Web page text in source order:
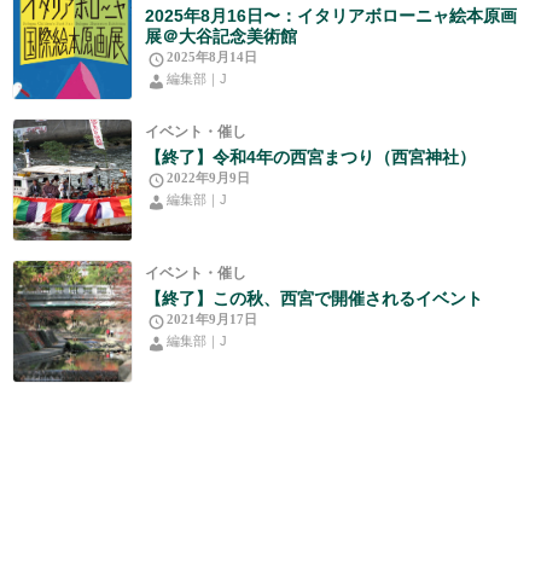
2025年8月16日〜：イタリアボローニャ絵本原画
展＠大谷記念美術館
2025年8月14日
編集部｜J
イベント・催し
【終了】令和4年の西宮まつり（西宮神社）
2022年9月9日
編集部｜J
イベント・催し
【終了】この秋、西宮で開催されるイベント
2021年9月17日
編集部｜J